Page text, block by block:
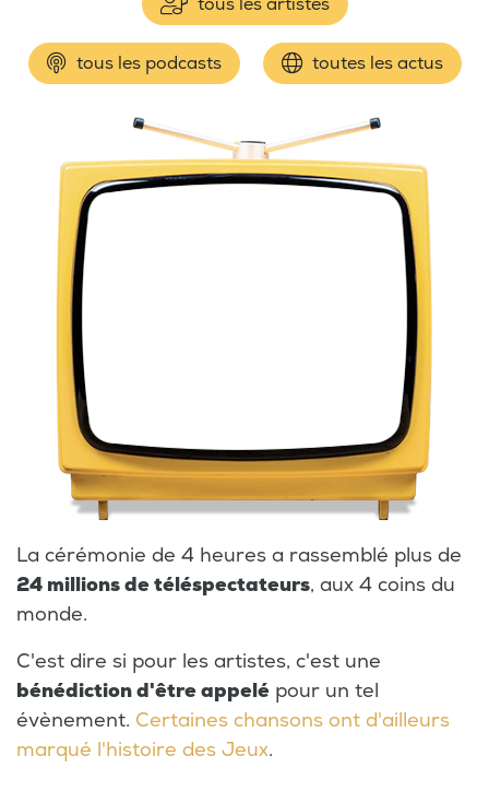
tous les podcasts toutes les actus
La cérémonie de 4 heures a rassemblé plus de
24 millions de téléspectateurs, aux 4 coins du
monde.
C'est dire si pour les artistes, c'est une
bénédiction d'être appelé pour un tel
évènement. Certaines chansons ont d'ailleurs
marqué l'histoire des Jeux.